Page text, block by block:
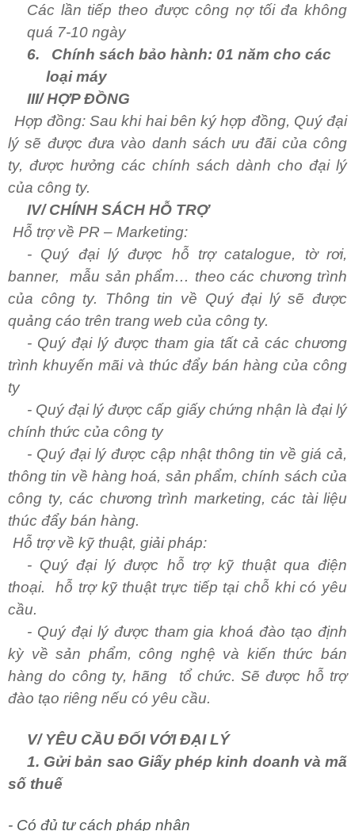
Các lần tiếp theo được công nợ tối đa không
quá 7-10 ngày
6.
Chính sách bảo hành: 01 năm cho các
loại máy
III/ HỢP ĐỒNG
Hợp đồng: Sau khi hai bên ký hợp đồng, Quý đại
lý sẽ được đưa vào danh sách ưu đãi của công
ty, được hưởng các chính sách dành cho đại lý
của công ty.
IV/ CHÍNH SÁCH HỖ TRỢ
Hỗ trợ về PR – Marketing:
- Quý đại lý được hỗ trợ catalogue, tờ rơi,
banner, mẫu sản phẩm… theo các chương trình
của công ty. Thông tin về Quý đại lý sẽ được
quảng cáo trên trang web của công ty.
- Quý đại lý được tham gia tất cả các chương
trình khuyến mãi và thúc đẩy bán hàng của công
ty
- Quý đại lý được cấp giấy chứng nhận là đại lý
chính thức của công ty
- Quý đại lý được cập nhật thông tin về giá cả,
thông tin về hàng hoá, sản phẩm, chính sách của
công ty, các chương trình marketing, các tài liệu
thúc đẩy bán hàng.
trợ về kỹ thuật, giải pháp:
- Quý đại lý được hỗ trợ kỹ thuật qua điện
thoại. hỗ trợ kỹ thuật trực tiếp tại chỗ khi có yêu
cầu.
- Quý đại lý được tham gia khoá đào tạo định
kỳ về sản phẩm, công nghệ và kiến thức bán
hàng do công ty, hãng tổ chức. Sẽ được hỗ trợ
đào tạo riêng nếu có yêu cầu.
V/ YÊU CẦU ĐỐI VỚI ĐẠI LÝ
1. Gửi bản sao Giấy phép kinh doanh và mã
số thuế
- Có đủ tư cách pháp nhân